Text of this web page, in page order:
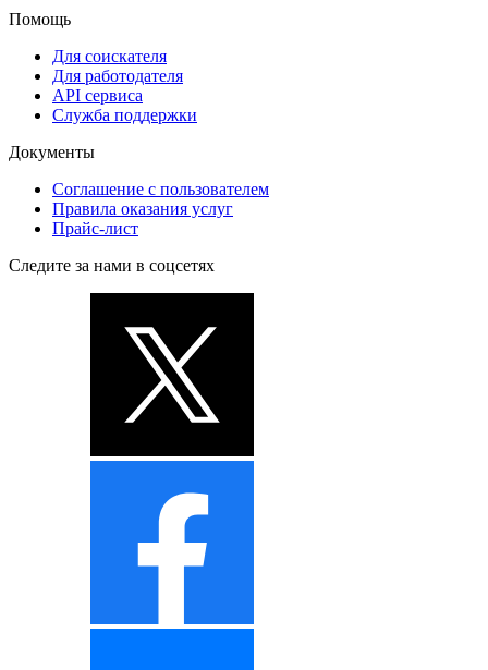
Помощь
Для соискателя
Для работодателя
API сервиса
Служба поддержки
Документы
Соглашение с пользователем
Правила оказания услуг
Прайс-лист
Следите за нами в соцсетях